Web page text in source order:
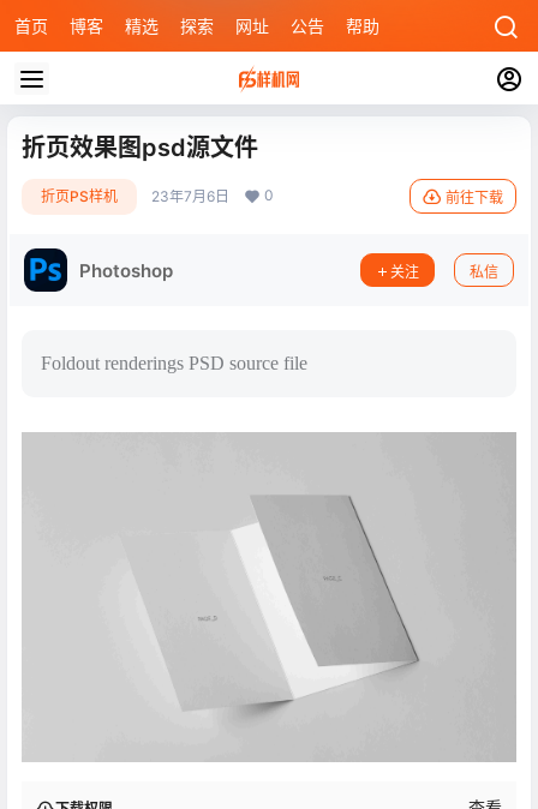
首页 博客 精选 探索 网址 公告 帮助
折页效果图psd源文件
折页PS样机 23年7月6日 0 前往下载
Photoshop 关注 私信
Foldout renderings PSD source file